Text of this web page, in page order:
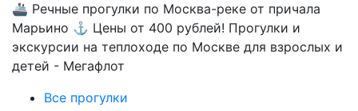
🚢 Речные прогулки по Москва-реке от причала
Марьино ⚓ Цены от 400 рублей! Прогулки и
экскурсии на теплоходе по Москве для взрослых и
детей - Мегафлот
Все прогулки